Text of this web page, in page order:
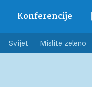
Konferencije
Svijet Mislite zeleno